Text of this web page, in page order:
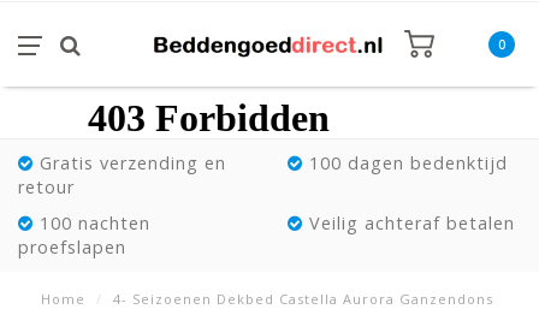
0
Gratis verzending en
retour
100 dagen bedenktijd
100 nachten
proefslapen
Veilig achteraf betalen
Home / 4- Seizoenen Dekbed Castella Aurora Ganzendons